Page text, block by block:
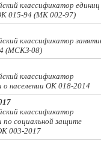
классификатор единиц
015-94 (МК 002-97)
классификатор
(МСКЗ-08)
классификатор
о населении ОК 018-2014
классификатор
по социальной защите
003-2017